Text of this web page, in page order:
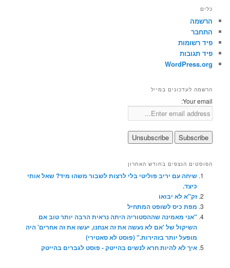
כלים
הרשמה
התחבר
פיד רשומות
פיד תגובות
WordPress.org
הרשמה לעדכונים במייל
Your email:
הפוסטים הנצפים בחודש האחרון
שיחה עם יריב פוליטי בלי לרצות לשבור משהו מיד? שאל אותי
כיצד.
זק"א לא יבואו
מפת כיס לשופט המתחיל
"אני מאמינה שההסטוריה היתה נראית הרבה יותר טוב אם
השיקול של 'אם לא נעשה את זה אנחנו, יעשו את זה אחרים' היה
מופעל יותר בזהירות." (פוסט לא סאטירי)
איך לא להיות חרא לנשים בהייטק - פוסט לגברים בהייטק